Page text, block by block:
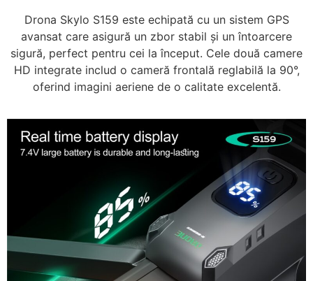
Drona Skylo S159 este echipată cu un sistem GPS
avansat care asigură un zbor stabil și un întoarcere
sigură, perfect pentru cei la început. Cele două camere
HD integrate includ o cameră frontală reglabilă la 90°,
oferind imagini aeriene de o calitate excelentă.